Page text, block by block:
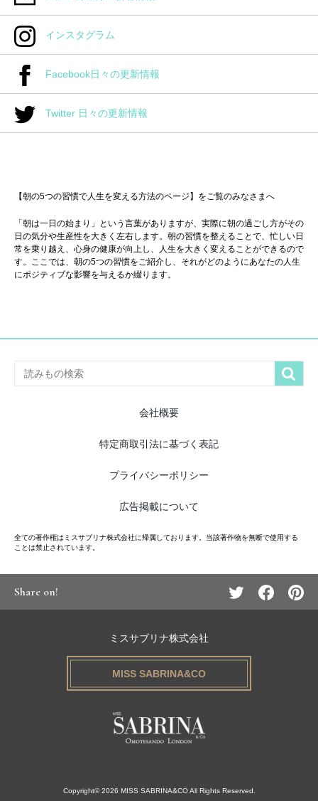
インスタグラム
Facebook日々の更新情報
Twitter 日々の更新情報
【朝の5つの習慣で人生を変える方法のページ】をご覧のみなさまへ
「朝は一日の始まり」という言葉がありますが、実際に朝の過ごし方がその
日の気分や生産性を大きく左右します。朝の習慣を整えることで、忙しい日
常を乗り越え、心身の健康が向上し、人生を大きく変えることができるので
す。ここでは、朝の5つの習慣をご紹介し、それがどのようにあなたの人生
にポジティブな影響を与えるか綴ります。

会社概要
特定商取引法に基づく表記
プライバシーポリシー
広告掲載について
全ての著作権はミスサブリナ株式会社に帰属しております。当該著作物を無断で使用する
ことは禁止されています。
Share on!
ミスサブリナ株式会社
MISS SABRINA&CO
Copyright© 2026 MISS SABRINA&CO All Rights Reserved.